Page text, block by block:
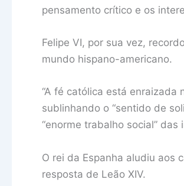
pensamento crítico e os
Felipe VI, por sua vez,
mundo hispano-americano.
“A fé católica está enraizada
sublinhando o “sentido de
“enorme trabalho social”
O rei da Espanha aludiu aos
resposta de Leão XIV.